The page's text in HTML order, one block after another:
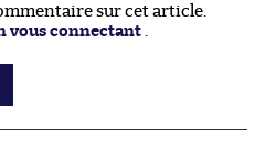
sur cet article.
vous connectant